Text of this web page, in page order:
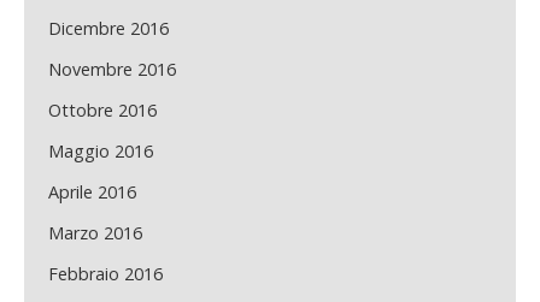
Dicembre 2016
Novembre 2016
Ottobre 2016
Maggio 2016
Aprile 2016
Marzo 2016
Febbraio 2016